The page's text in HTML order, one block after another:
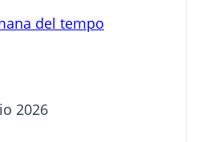
del tempo
2026